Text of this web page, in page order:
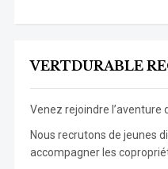
VERTDURABLE
Venez rejoindre l’aventure
Nous recrutons de jeunes
accompagner les